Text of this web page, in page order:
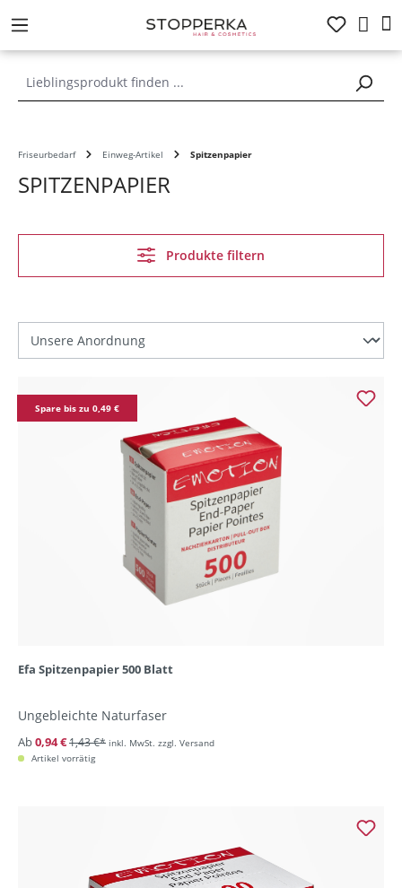
springen
Friseurbedarf Einweg-Artikel Spitzenpapier
SPITZENPAPIER
Produkte filtern
Spare bis zu 0,49 €
Efa Spitzenpapier 500 Blatt
Ungebleichte Naturfaser
Ab0,94 €1,43 €* inkl. MwSt. zzgl. Versand
Artikel vorrätig